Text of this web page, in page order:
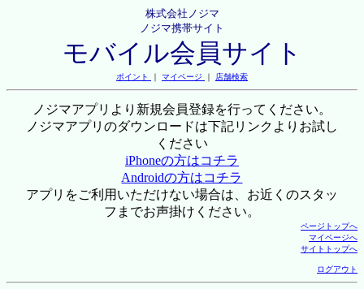
株式会社ノジマ
ノジマ携帯サイト
モバイル会員サイト
ポイント ｜ マイページ ｜ 店舗検索
ノジマアプリより新規会員登録を行ってください。
ノジマアプリのダウンロードは下記リンクよりお試し
ください
iPhoneの方はコチラ
Androidの方はコチラ
アプリをご利用いただけない場合は、お近くのスタッ
フまでお声掛けください。
ページトップへ
マイページへ
サイトトップへ
ログアウト